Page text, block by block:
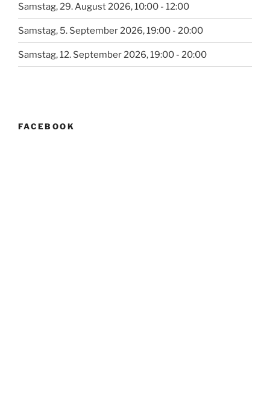
Samstag, 29. August 2026, 10:00 - 12:00
Samstag, 5. September 2026, 19:00 - 20:00
Samstag, 12. September 2026, 19:00 - 20:00
FACEBOOK